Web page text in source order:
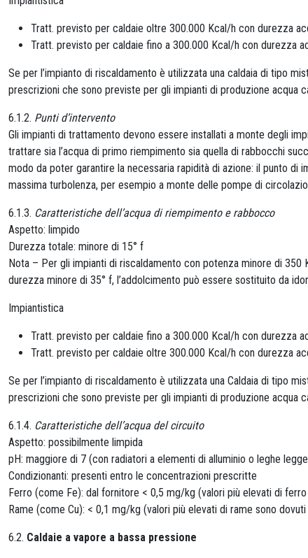
Tratt. previsto per caldaie oltre 300.000 Kcal/h con durezza
Tratt. previsto per caldaie fino a 300.000 Kcal/h con durezza
Se per l’impianto di riscaldamento è utilizzata una caldaia di tipo
prescrizioni che sono previste per gli impianti di produzione acqua
6.1.2. Punti d’intervento
Gli impianti di trattamento devono essere installati a monte degli
trattare sia l’acqua di primo riempimento sia quella di rabbocchi
modo da poter garantire la necessaria rapidità di azione: il punto di
massima turbolenza, per esempio a monte delle pompe di
6.1.3. Caratteristiche dell’acqua di riempimento e rabbocco
Aspetto: limpido
Durezza totale: minore di 15° f
Nota – Per gli impianti di riscaldamento con potenza minore di 350
durezza minore di 35° f, l’addolcimento può essere sostituito da
Impiantistica
Tratt. previsto per caldaie fino a 300.000 Kcal/h con durezza
Tratt. previsto per caldaie oltre 300.000 Kcal/h con durezza
Se per l’impianto di riscaldamento è utilizzata una Caldaia di tipo
prescrizioni che sono previste per gli impianti di produzione acqua
6.1.4. Caratteristiche dell’acqua del circuito
Aspetto: possibilmente limpida
pH: maggiore di 7 (con radiatori a elementi di alluminio o leghe
Condizionanti: presenti entro le concentrazioni prescritte
Ferro (come Fe): dal fornitore < 0,5 mg/kg (valori più elevati di
Rame (come Cu): < 0,1 mg/kg (valori più elevati di rame sono
6.2. Caldaie a vapore a bassa pressione